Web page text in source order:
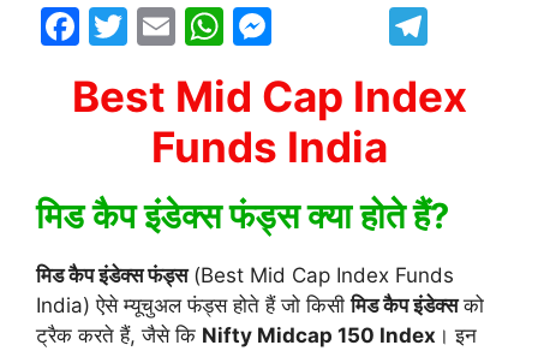
F
c
o
o
k
T
itt
er
E
ai
l
W
at
s
A
p
p
s
s
n
g
er
e
m
Best Mid Cap Index
Funds India
मिड कैप इंडेक्स फंड्स क्या होते हैं?
मिड कैप इंडेक्स फंड्स(Best Mid Cap Index Funds
India) ऐसे म्यूचुअल फंड्स होते हैं जो किसीमिड कैप इंडेक्सको
ट्रैक करते हैं, जैसे कि Nifty Midcap 150 Index । इन